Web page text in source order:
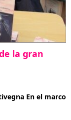
la gran
En el marco